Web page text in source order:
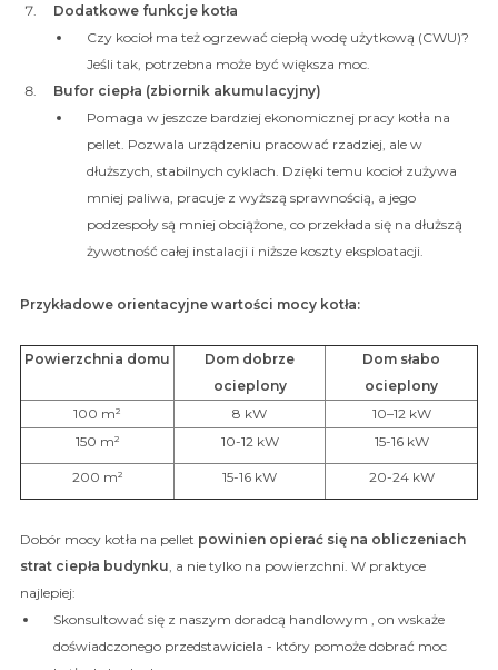
Dodatkowe funkcje kotła
Czy kocioł ma też ogrzewać ciepłą wodę użytkową (CWU)?
Jeśli tak, potrzebna może być większa moc.
Bufor ciepła (zbiornik akumulacyjny)
Pomaga w jeszcze bardziej ekonomicznej pracy kotła na
pellet. Pozwala urządzeniu pracować rzadziej, ale w
dłuższych, stabilnych cyklach. Dzięki temu kocioł zużywa
mniej paliwa, pracuje z wyższą sprawnością, a jego
podzespoły są mniej obciążone, co przekłada się na dłuższą
żywotność całej instalacji i niższe koszty eksploatacji.
Przykładowe orientacyjne wartości mocy kotła:
Powierzchnia domu
Dom dobrze
ocieplony
Dom słabo
ocieplony
100 m²
8 kW
10–12 kW
150 m²
10-12 kW 15-16 kW
200 m² 15-16 kW 20-24 kW
Dobór mocy kotła na pellet powinien opierać się na obliczeniach
strat ciepła budynku, a nie tylko na powierzchni. W praktyce
najlepiej:
Skonsultować się z naszym doradcą handlowym , on wskaże
doświadczonego przedstawiciela - który pomoże dobrać moc